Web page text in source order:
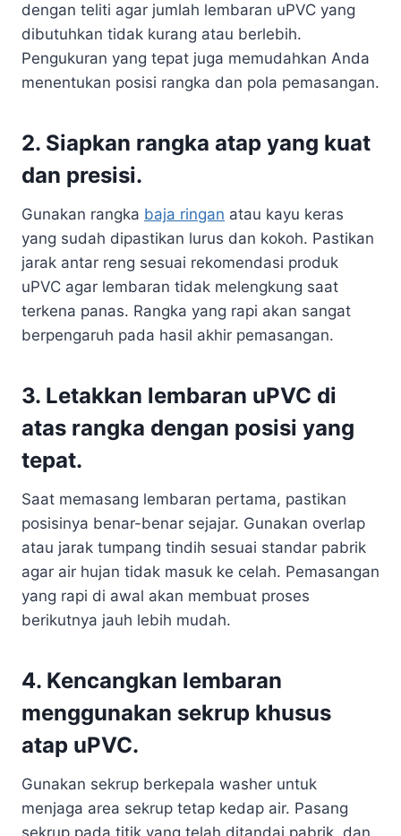
dengan teliti agar jumlah lembaran uPVC yang
dibutuhkan tidak kurang atau berlebih.
Pengukuran yang tepat juga memudahkan Anda
menentukan posisi rangka dan pola pemasangan.
2. Siapkan rangka atap yang kuat
dan presisi.
Gunakan rangka baja ringan atau kayu keras
yang sudah dipastikan lurus dan kokoh. Pastikan
jarak antar reng sesuai rekomendasi produk
uPVC agar lembaran tidak melengkung saat
terkena panas. Rangka yang rapi akan sangat
berpengaruh pada hasil akhir pemasangan.
3. Letakkan lembaran uPVC di
atas rangka dengan posisi yang
tepat.
Saat memasang lembaran pertama, pastikan
posisinya benar-benar sejajar. Gunakan overlap
atau jarak tumpang tindih sesuai standar pabrik
agar air hujan tidak masuk ke celah. Pemasangan
yang rapi di awal akan membuat proses
berikutnya jauh lebih mudah.
4. Kencangkan lembaran
menggunakan sekrup khusus
atap uPVC.
Gunakan sekrup berkepala washer untuk
menjaga area sekrup tetap kedap air. Pasang